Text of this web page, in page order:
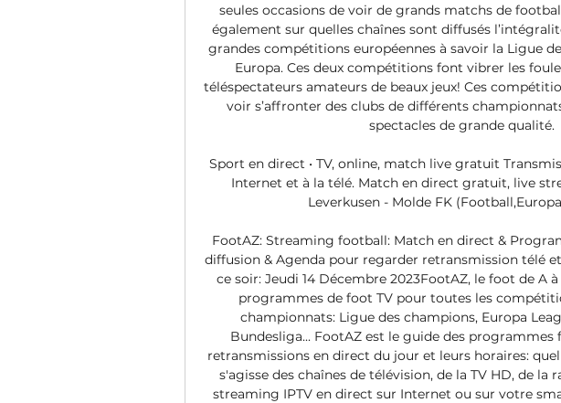
seules occasions de voir de grands matchs de
également sur quelles chaînes sont diffusés
grandes compétitions européennes à savoir la Ligue
Europa. Ces deux compétitions font vibrer les
téléspectateurs amateurs de beaux jeux! Ces
voir s’affronter des clubs de différents
spectacles de grande qualité.
Sport en direct • TV, online, match live gratuit
Internet et à la télé. Match en direct gratuit, live
Leverkusen - Molde FK
FootAZ: Streaming football: Match en direct &
diffusion & Agenda pour regarder retransmission télé
ce soir: Jeudi 14 Décembre 2023FootAZ, le foot de A
programmes de foot TV pour toutes les
championnats: Ligue des champions, Europa
Bundesliga... FootAZ est le guide des
retransmissions en direct du jour et leurs horaires:
s'agisse des chaînes de télévision, de la TV HD, de la
streaming IPTV en direct sur Internet ou sur votre